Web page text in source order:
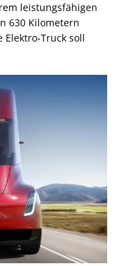
leistungsfähigen
630 Kilometern
Truck soll